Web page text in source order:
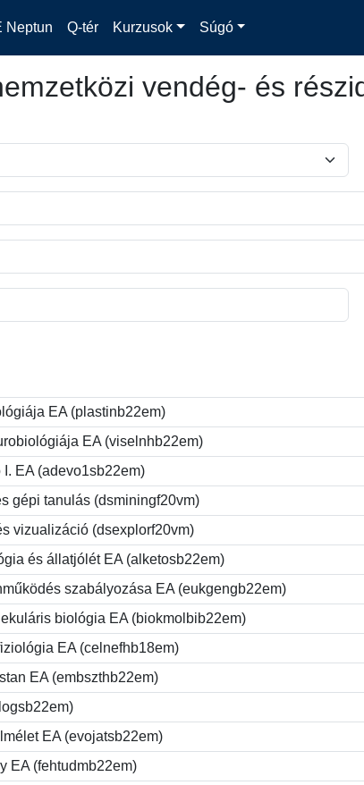
Neptun Q-tér Kurzusok Súgó
vendég- és
EA (plastinb22em)
EA (viselnhb22em)
EA (adevo1sb22em)
gépi tanulás (dsminingf20vm)
vizualizáció (dsexplorf20vm)
és állatjólét EA (alketosb22em)
szabályozása EA (eukgengb22em)
biológia EA (biokmolbib22em)
EA (celnefhb18em)
EA (embszthb22em)
EA (evojatsb22em)
EA (fehtudmb22em)